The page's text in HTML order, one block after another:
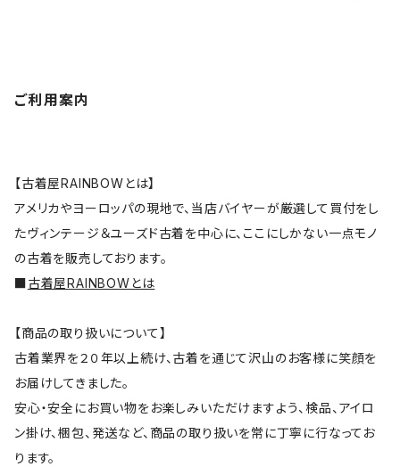
ご利用案内
【古着屋RAINBOWとは】
アメリカやヨーロッパの現地で、当店バイヤーが厳選して買付をし
たヴィンテージ＆ユーズド古着を中心に、ここにしかない一点モノ
の古着を販売しております。
■古着屋RAINBOWとは
【商品の取り扱いについて】
古着業界を２０年以上続け、古着を通じて沢山のお客様に笑顔を
お届けしてきました。
安心・安全にお買い物をお楽しみいただけますよう、検品、アイロ
ン掛け、梱包、発送など、商品の取り扱いを常に丁寧に行なってお
ります。